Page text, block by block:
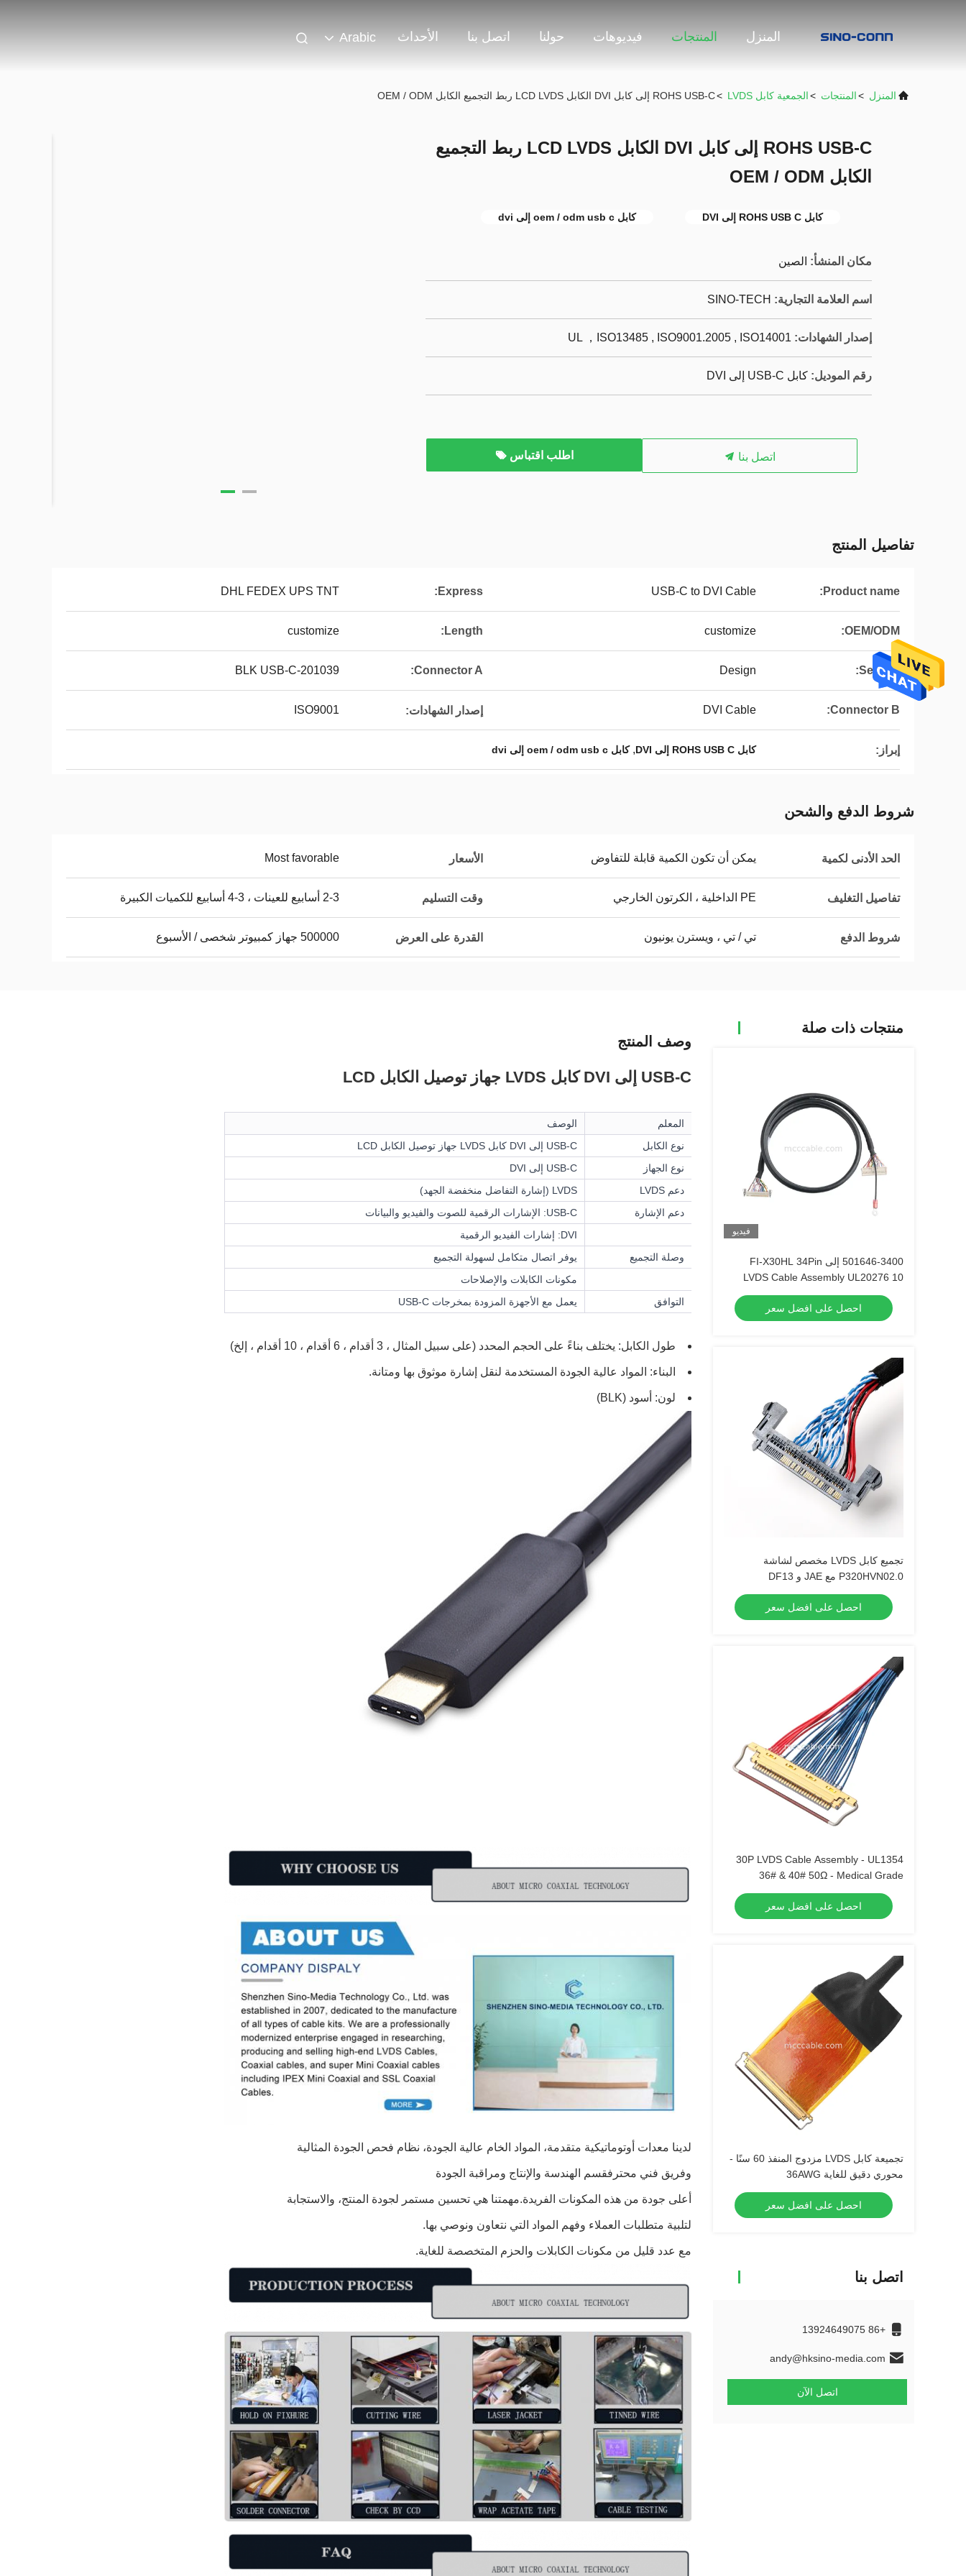
المنزل المنتجات فيديوهات حولنا اتصل بنا الأحداث Arabic
المنزل >المنتجات >الجمعية كابل LVDS >ROHS USB-C إلى كابل DVI الكابل LCD LVDS ربط التجميع الكابل OEM / ODM
ROHS USB-C إلى كابل DVI الكابل LCD LVDS ربط التجميع
الكابل OEM / ODM
كابل ROHS USB C إلى DVI كابل oem / odm usb c إلى dvi
مكان المنشأ: الصين
اسم العلامة التجارية: SINO-TECH
إصدار الشهادات: UL ，ISO13485 , ISO9001.2005 , ISO14001
رقم الموديل: كابل USB-C إلى DVI
اتصل بنا اطلب اقتباس
تفاصيل المنتج
Product name:
USB-C to DVI Cable
Express:
DHL FEDEX UPS TNT
OEM/ODM:
customize
Length:
customize
Service:
Design
Connector A:
201039-BLK USB-C
Connector B:
DVI Cable إصدار الشهادات: ISO9001
إبراز: كابل ROHS USB C إلى DVI ,كابل oem / odm usb c إلى dvi
شروط الدفع والشحن
الحد الأدنى لكمية يمكن أن تكون الكمية قابلة للتفاوض الأسعار Most favorable
تفاصيل التغليف PE الداخلية ، الكرتون الخارجي وقت التسليم 2-3 أسابيع للعينات ، 3-4 أسابيع للكميات الكبيرة
شروط الدفع تي / تي ، ويسترن يونيون القدرة على العرض 500000 جهاز كمبيوتر شخصى / الأسبوع
منتجات ذات صلة
فيديو
501646-3400 إلى FI-X30HL 34Pin
LVDS Cable Assembly UL20276 10
احصل على افضل سعر
تجميع كابل LVDS مخصص لشاشة
P320HVN02.0 مع JAE و DF13
احصل على افضل سعر
30P LVDS Cable Assembly - UL1354
36# & 40# 50Ω - Medical Grade
Compatible
احصل على افضل سعر
تجميعة كابل LVDS مزدوج المنفذ 60 سنًا -
محوري دقيق للغاية 36AWG
احصل على افضل سعر
اتصل بنا
+86 13924649075
andy@hksino-media.com
اتصل الآن
وصف المنتج
USB-C إلى DVI كابل LVDS جهاز توصيل الكابل LCD
المعلم
الوصف
نوع الكابل
USB-C إلى DVI كابل LVDS جهاز توصيل الكابل LCD
نوع الجهاز
USB-C إلى DVI
دعم LVDS
LVDS (إشارة التفاضل منخفضة الجهد)
دعم الإشارة
USB-C: الإشارات الرقمية للصوت والفيديو والبيانات
DVI: إشارات الفيديو الرقمية
وصلة التجميع
يوفر اتصال متكامل لسهولة التجميع
مكونات الكابلات والإصلاحات
التوافق
يعمل مع الأجهزة المزودة بمخرجات USB-C
طول الكابل: يختلف بناءً على الحجم المحدد (على سبيل المثال ، 3 أقدام ، 6 أقدام ، 10 أقدام ، إلخ)
البناء: المواد عالية الجودة المستخدمة لنقل إشارة موثوق بها ومتانة.
لون: أسود (BLK)
لدينا معدات أوتوماتيكية متقدمة، المواد الخام عالية الجودة، نظام فحص الجودة المثالية
وفريق فني محترفقسم الهندسة والإنتاج ومراقبة الجودة
أعلى جودة من هذه المكونات الفريدة.مهمتنا هي تحسين مستمر لجودة المنتج، والاستجابة
لتلبية متطلبات العملاء وفهم المواد التي نتعاون ونوصي بها.
مع عدد قليل من مكونات الكابلات والحزم المتخصصة للغاية.